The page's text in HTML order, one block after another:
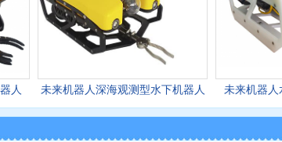
人 未来机器人深海观测型水下机器人 未来机器人